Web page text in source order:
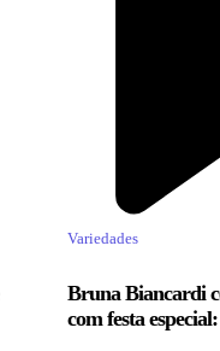
Variedades
Bruna Biancardi
com festa